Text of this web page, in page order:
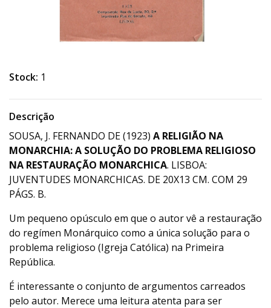
Stock: 1
Descrição
SOUSA, J. FERNANDO DE (1923) A RELIGIÃO NA
MONARCHIA: A SOLUÇÃO DO PROBLEMA RELIGIOSO
NA RESTAURAÇÃO MONARCHICA. LISBOA:
JUVENTUDES MONARCHICAS. DE 20X13 CM. COM 29
PÁGS. B.
Um pequeno opúsculo em que o autor vê a restauração
do regímen Monárquico como a única solução para o
problema religioso (Igreja Católica) na Primeira
República.
É interessante o conjunto de argumentos carreados
pelo autor. Merece uma leitura atenta para ser